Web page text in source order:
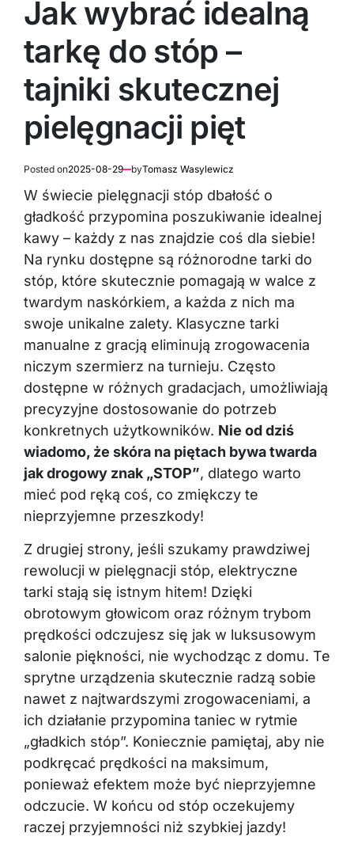
Jak wybrać idealną
tarkę do stóp –
tajniki skutecznej
pielęgnacji pięt
Posted on2025-08-29 byTomasz Wasylewicz
W świecie pielęgnacji stóp dbałość o
gładkość przypomina poszukiwanie idealnej
kawy – każdy z nas znajdzie coś dla siebie!
Na rynku dostępne są różnorodne tarki do
stóp, które skutecznie pomagają w walce z
twardym naskórkiem, a każda z nich ma
swoje unikalne zalety. Klasyczne tarki
manualne z gracją eliminują zrogowacenia
niczym szermierz na turnieju. Często
dostępne w różnych gradacjach, umożliwiają
precyzyjne dostosowanie do potrzeb
konkretnych użytkowników. Nie od dziś
wiadomo, że skóra na piętach bywa twarda
jak drogowy znak „STOP”, dlatego warto
mieć pod ręką coś, co zmiękczy te
nieprzyjemne przeszkody!
Z drugiej strony, jeśli szukamy prawdziwej
rewolucji w pielęgnacji stóp, elektryczne
tarki stają się istnym hitem! Dzięki
obrotowym głowicom oraz różnym trybom
prędkości odczujesz się jak w luksusowym
salonie piękności, nie wychodząc z domu. Te
sprytne urządzenia skutecznie radzą sobie
nawet z najtwardszymi zrogowaceniami, a
ich działanie przypomina taniec w rytmie
„gładkich stóp”. Koniecznie pamiętaj, aby nie
podkręcać prędkości na maksimum,
ponieważ efektem może być nieprzyjemne
odczucie. W końcu od stóp oczekujemy
raczej przyjemności niż szybkiej jazdy!